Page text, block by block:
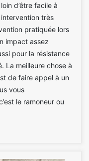
d’être facile à
intervention très
pratiquée lors
impact assez
pour la résistance
La meilleure chose à
de faire appel à un
vous
le ramoneur ou